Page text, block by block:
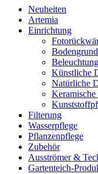
Neuheiten
Artemia
Einrichtung
Bodengrund
Beleuchtung
Künstliche
Natürliche
Filterung
Wasserpflege
Pflanzenpflege
Zubehör
Ausströmer &
Gartenteich-